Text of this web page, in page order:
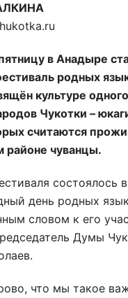
в Анадыре
родных
культуре
Чукотки –
считаются
районе чуванцы.
состоялось в
день родных
словом к его
Думы
что мы такое